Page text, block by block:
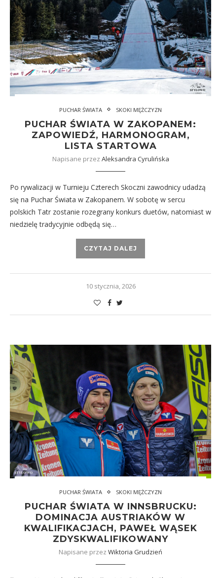
PUCHAR ŚWIATA SKOKI MĘŻCZYZN
PUCHAR ŚWIATA W ZAKOPANEM:
ZAPOWIEDŹ, HARMONOGRAM,
LISTA STARTOWA
Napisane przez Aleksandra Cyrulińska
Po rywalizacji w Turnieju Czterech Skoczni zawodnicy udadzą
się na Puchar Świata w Zakopanem. W sobotę w sercu
polskich Tatr zostanie rozegrany konkurs duetów, natomiast w
niedzielę tradycyjnie odbędą się…
CZYTAJ DALEJ
10 stycznia, 2026
PUCHAR ŚWIATA SKOKI MĘŻCZYZN
PUCHAR ŚWIATA W INNSBRUCKU:
DOMINACJA AUSTRIAKÓW W
KWALIFIKACJACH, PAWEŁ WĄSEK
ZDYSKWALIFIKOWANY
Napisane przez Wiktoria Grudzień